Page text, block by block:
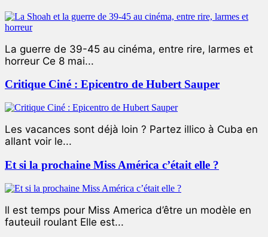
La guerre de 39-45 au cinéma, entre rire, larmes et
horreur Ce 8 mai...
Critique Ciné : Epicentro de Hubert Sauper
Les vacances sont déjà loin ? Partez illico à Cuba en
allant voir le...
Et si la prochaine Miss América c’était elle ?
ll est temps pour Miss America d’être un modèle en
fauteuil roulant Elle est...